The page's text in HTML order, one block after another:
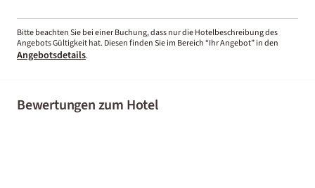
Bitte beachten Sie bei einer Buchung, dass nur die Hotelbeschreibung des
Angebots Gültigkeit hat. Diesen finden Sie im Bereich “Ihr Angebot” in den
Angebotsdetails.
Bewertungen zum Hotel